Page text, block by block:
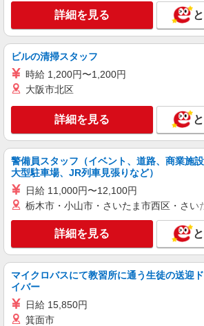
キープ
派遣社員
株式会社kotrio /●SW-H2-2115057
篠崎駅⇒キレイな病院で
時給1650円〜2312円
通費全支給(ガソリン代含む
東京都江戸川区
キープ
派遣社員
グループホームでの夜専
1夜勤：32000円
東京都江戸川区
キープ
詳細を見る
ビルの清掃スタッフ
時給 1,200円〜1,200円
大阪市北区
詳細を見る
警備員スタッフ（イベント、道路、商業施設
大型駐車場、JR列車見張りなど）
日給 11,000円〜12,100円
栃木市・小山市・さいたま市西区・さ
詳細を見る
マイクロバスにて教習所に通う生徒の送迎
イバー
日給 15,850円
箕面市